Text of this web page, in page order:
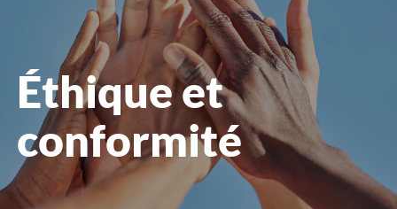
Éthique et
conformité